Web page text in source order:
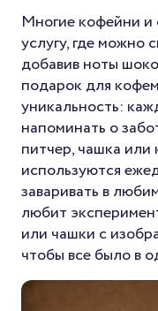
Многие кофейни
услугу, где можно
добавив ноты
подарок для
уникальность:
напоминать о
питчер, чашка или
используются
заваривать в
любит
или чашки с
чтобы все было в